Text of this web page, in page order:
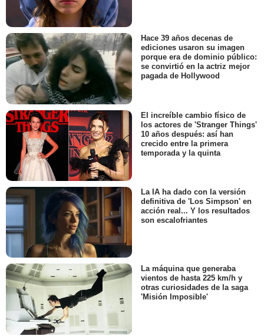
Hace 39 años decenas de
ediciones usaron su imagen
porque era de dominio público:
se convirtió en la actriz mejor
pagada de Hollywood
El increíble cambio físico de
los actores de 'Stranger Things'
10 años después: así han
crecido entre la primera
temporada y la quinta
La IA ha dado con la versión
definitiva de 'Los Simpson' en
acción real... Y los resultados
son escalofriantes
La máquina que generaba
vientos de hasta 225 km/h y
otras curiosidades de la saga
'Misión Imposible'